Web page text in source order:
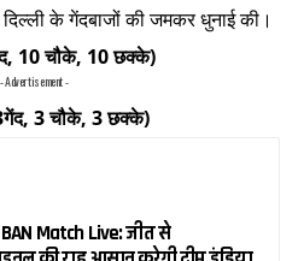
के गेंदबाजों की जमकर धुनाई की।
10 चौके, 10 छक्के)
- Advertisement -
3 चौके, 3 छक्के)
BAN Match Live: जीत से